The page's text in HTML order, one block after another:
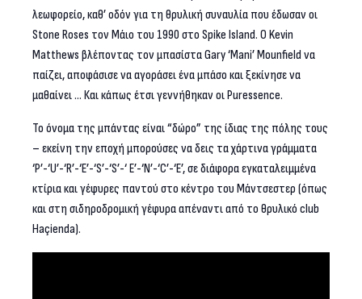
λεωφορείο, καθ’ οδόν για τη θρυλική συναυλία που έδωσαν οι
Stone Roses τον Μάιο του 1990 στο Spike Island. O Kevin
Matthews βλέποντας τον μπασίστα Gary ‘Mani’ Mounfield να
παίζει, αποφάσισε να αγοράσει ένα μπάσο και ξεκίνησε να
μαθαίνει … Και κάπως έτσι γεννήθηκαν οι Puressence.
Το όνομα της μπάντας είναι “δώρο” της ίδιας της πόλης τους
– εκείνη την εποχή μπορούσες να δεις τα χάρτινα γράμματα
‘P’-‘U’-‘R’-‘E’-‘S’-‘S’-‘ E’-‘N’-‘C’-‘E’, σε διάφορα εγκαταλειμμένα
κτίρια και γέφυρες παντού στο κέντρο του Μάντσεστερ (όπως
και στη σιδηροδρομική γέφυρα απέναντι από το θρυλικό club
Haçienda).